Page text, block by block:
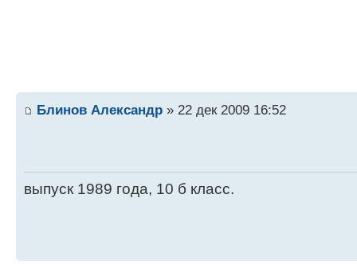
Блинов Александр » 22 дек 2009 16:52
выпуск 1989 года, 10 б класс.